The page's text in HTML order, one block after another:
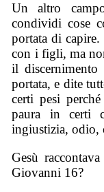
Un altro
condividi cose
portata di
con i figli, ma
il
portata, e dite
certi pesi
paura in certi
ingiustizia, odio,
Gesù
Giovanni 16?